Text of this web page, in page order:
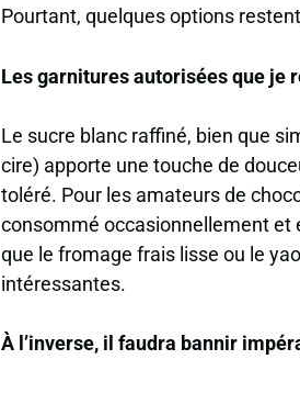
Pourtant, quelques options
Les garnitures autorisées que je
Le sucre blanc raffiné, bien que
cire) apporte une touche de
toléré. Pour les amateurs de
consommé occasionnellement et
que le fromage frais lisse ou le
intéressantes.
À l’inverse, il faudra bannir